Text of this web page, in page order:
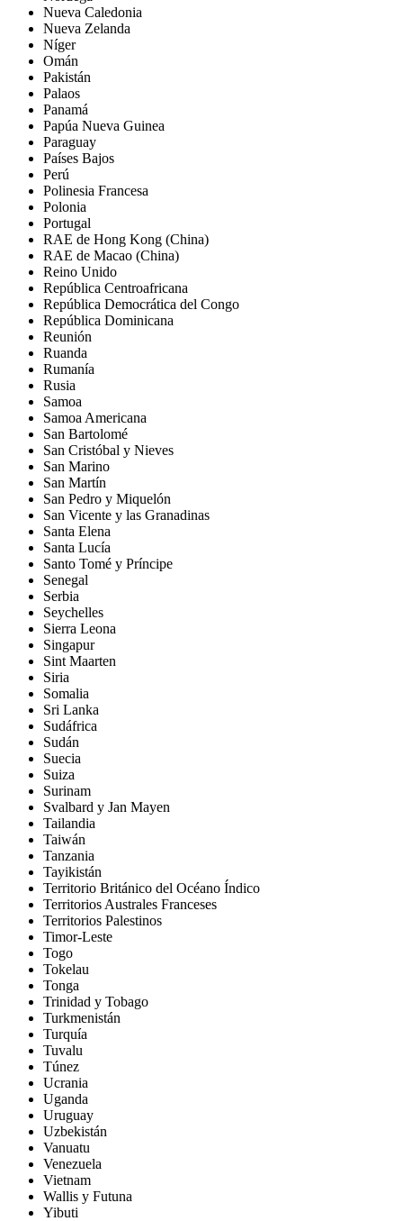
Nueva Caledonia
Nueva Zelanda
Níger
Omán
Pakistán
Palaos
Panamá
Papúa Nueva Guinea
Paraguay
Países Bajos
Perú
Polinesia Francesa
Polonia
Portugal
RAE de Hong Kong (China)
RAE de Macao (China)
Reino Unido
República Centroafricana
República Democrática del Congo
República Dominicana
Reunión
Ruanda
Rumanía
Rusia
Samoa
Samoa Americana
San Bartolomé
San Cristóbal y Nieves
San Marino
San Martín
San Pedro y Miquelón
San Vicente y las Granadinas
Santa Elena
Santa Lucía
Santo Tomé y Príncipe
Senegal
Serbia
Seychelles
Sierra Leona
Singapur
Sint Maarten
Siria
Somalia
Sri Lanka
Sudáfrica
Sudán
Suecia
Suiza
Surinam
Svalbard y Jan Mayen
Tailandia
Taiwán
Tanzania
Tayikistán
Territorio Británico del Océano Índico
Territorios Australes Franceses
Territorios Palestinos
Timor-Leste
Togo
Tokelau
Tonga
Trinidad y Tobago
Turkmenistán
Turquía
Tuvalu
Túnez
Ucrania
Uganda
Uruguay
Uzbekistán
Vanuatu
Venezuela
Vietnam
Wallis y Futuna
Yibuti